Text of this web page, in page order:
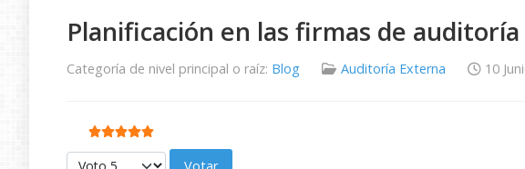
Planificación en las firmas de
Categoría de nivel principal o raíz: Blog Auditoría Externa 10
Ratio:5/5
Por favor, vote